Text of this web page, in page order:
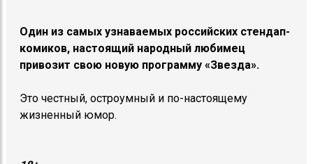
Один из самых узнаваемых российских стендап-
комиков, настоящий народный любимец
привозит свою новую программу «Звезда».
Это честный, остроумный и по-настоящему
жизненный юмор.